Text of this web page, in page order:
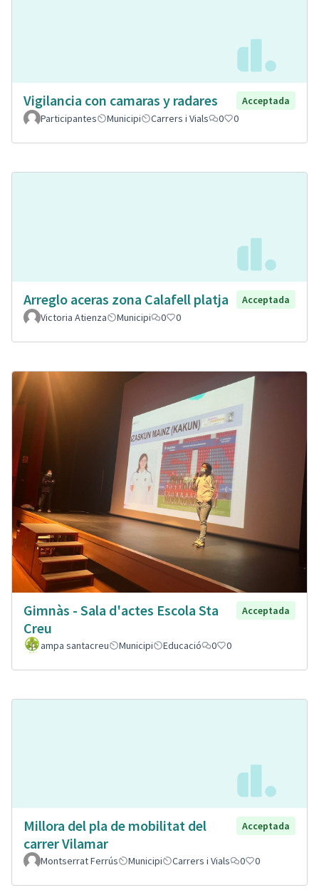
Vigilancia con camaras y radares
Acceptada
Participantes
Municipi Carrers i Vials 0 0
Arreglo aceras zona Calafell platja
Acceptada
Victoria Atienza
Municipi 0 0
Gimnàs - Sala d'actes Escola Sta
Creu
Acceptada
ampa santacreu Municipi Educació 0 0
Millora del pla de mobilitat del
carrer Vilamar
Acceptada
Montserrat Ferrús Municipi Carrers i Vials 0 0